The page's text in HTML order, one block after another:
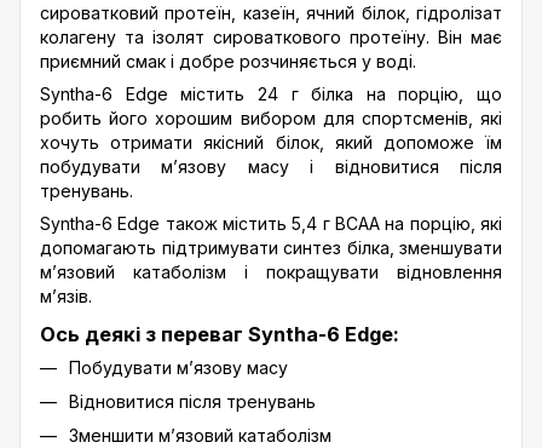
сироватковий протеїн, казеїн, ячний білок, гідролізат
колагену та ізолят сироваткового протеїну. Він має
приємний смак і добре розчиняється у воді.
Syntha-6 Edge містить 24 г білка на порцію, що
робить його хорошим вибором для спортсменів, які
хочуть отримати якісний білок, який допоможе їм
побудувати м’язову масу і відновитися після
тренувань.
Syntha-6 Edge також містить 5,4 г BCAA на порцію, які
допомагають підтримувати синтез білка, зменшувати
м’язовий катаболізм і покращувати відновлення
м’язів.
Ось деякі з переваг Syntha-6 Edge:
Побудувати м’язову масу
Відновитися після тренувань
Зменшити м’язовий катаболізм